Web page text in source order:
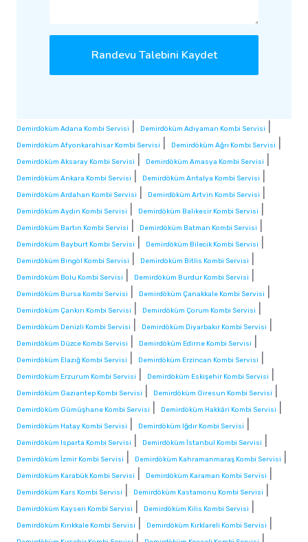
Randevu Talebini Kaydet
Demirdöküm Adana Kombi Servisi Demirdöküm Adıyaman Kombi Servisi
Demirdöküm Afyonkarahisar Kombi Servisi Demirdöküm Ağrı Kombi Servisi
Demirdöküm Aksaray Kombi Servisi Demirdöküm Amasya Kombi Servisi
Demirdöküm Ankara Kombi Servisi Demirdöküm Antalya Kombi Servisi
Demirdöküm Ardahan Kombi Servisi Demirdöküm Artvin Kombi Servisi
Demirdöküm Aydın Kombi Servisi Demirdöküm Balıkesir Kombi Servisi
Demirdöküm Bartın Kombi Servisi Demirdöküm Batman Kombi Servisi
Demirdöküm Bayburt Kombi Servisi Demirdöküm Bilecik Kombi Servisi
Demirdöküm Bingöl Kombi Servisi Demirdöküm Bitlis Kombi Servisi
Demirdöküm Bolu Kombi Servisi Demirdöküm Burdur Kombi Servisi
Demirdöküm Bursa Kombi Servisi Demirdöküm Çanakkale Kombi Servisi
Demirdöküm Çankırı Kombi Servisi Demirdöküm Çorum Kombi Servisi
Demirdöküm Denizli Kombi Servisi Demirdöküm Diyarbakır Kombi Servisi
Demirdöküm Düzce Kombi Servisi Demirdöküm Edirne Kombi Servisi
Demirdöküm Elazığ Kombi Servisi Demirdöküm Erzincan Kombi Servisi
Demirdöküm Erzurum Kombi Servisi Demirdöküm Eskişehir Kombi Servisi
Demirdöküm Gaziantep Kombi Servisi Demirdöküm Giresun Kombi Servisi
Demirdöküm Gümüşhane Kombi Servisi Demirdöküm Hakkâri Kombi Servisi
Demirdöküm Hatay Kombi Servisi Demirdöküm Iğdır Kombi Servisi
Demirdöküm Isparta Kombi Servisi Demirdöküm İstanbul Kombi Servisi
Demirdöküm İzmir Kombi Servisi Demirdöküm Kahramanmaraş Kombi Servisi
Demirdöküm Karabük Kombi Servisi Demirdöküm Karaman Kombi Servisi
Demirdöküm Kars Kombi Servisi Demirdöküm Kastamonu Kombi Servisi
Demirdöküm Kayseri Kombi Servisi Demirdöküm Kilis Kombi Servisi
Demirdöküm Kırıkkale Kombi Servisi Demirdöküm Kırklareli Kombi Servisi